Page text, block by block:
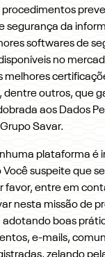
procedimentos
segurança da
softwares de
no
melhores
dentre outros, que
aos Dados
Savar.
plataforma é
Você suspeite que
favor, entre em
nesta missão de
adotando boas
e-mails,